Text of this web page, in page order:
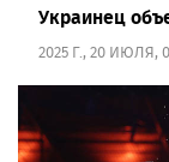
Украинец
2025 Г., 20